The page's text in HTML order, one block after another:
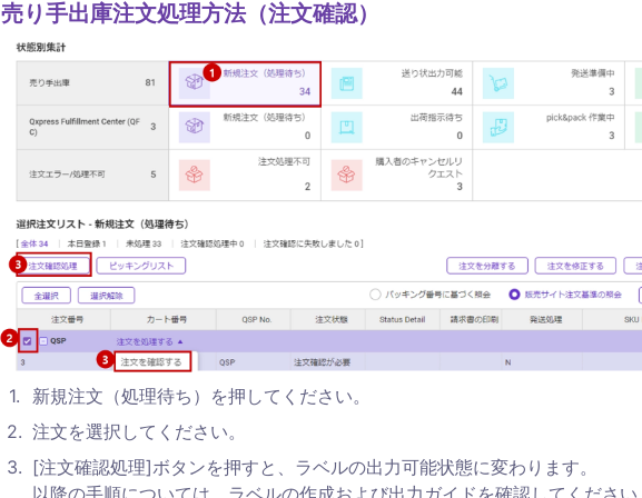
売り手出庫注文処理方法（注文確認）
1.
新規注文（処理待ち）を押してください。
2. 注文を選択してください。
3. [注文確認処理]ボタンを押すと、ラベルの出力可能状態に変わります。